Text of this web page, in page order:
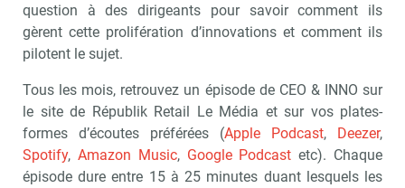
question à des dirigeants pour savoir comment ils
gèrent cette prolifération d’innovations et comment ils
pilotent le sujet.
Tous les mois, retrouvez un épisode de CEO & INNO sur
le site de Républik Retail Le Média et sur vos plates-
formes d’écoutes préférées (Apple Podcast, Deezer,
Spotify, Amazon Music, Google Podcast etc). Chaque
épisode dure entre 15 à 25 minutes duant lesquels les